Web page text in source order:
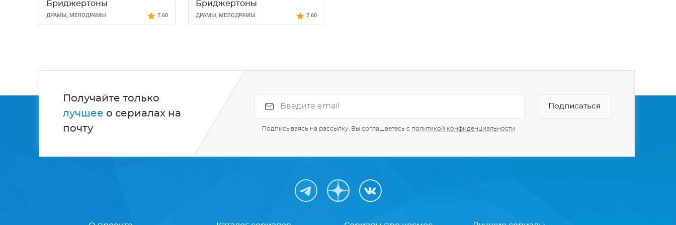
Бриджертоны
ДРАМЫ, МЕЛОДРАМЫ 7.60
Бриджертоны
ДРАМЫ, МЕЛОДРАМЫ 7.60
Получайте только
лучшее о сериалах на
почту
Подписываясь на рассылку, Вы соглашаетесь с политикой конфиденциальности